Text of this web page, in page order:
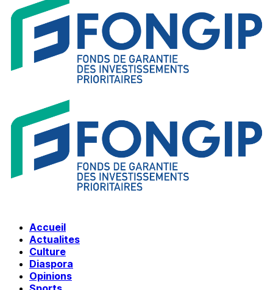
Accueil
Actualites
Culture
Diaspora
Opinions